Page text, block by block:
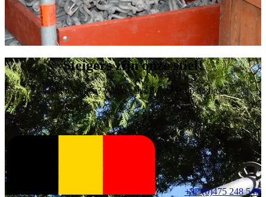
Steigers zijn onze stiel!
Hebt u vragen? Wilt u een offerte? Hulp nodig?
+32 (0)475 248 548